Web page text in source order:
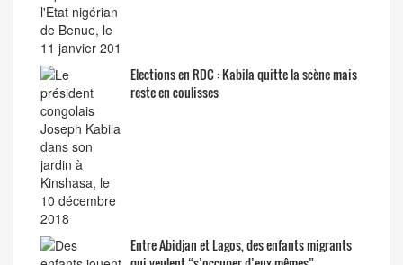
Elections en RDC : Kabila quitte la scène mais
reste en coulisses
Entre Abidjan et Lagos, des enfants migrants